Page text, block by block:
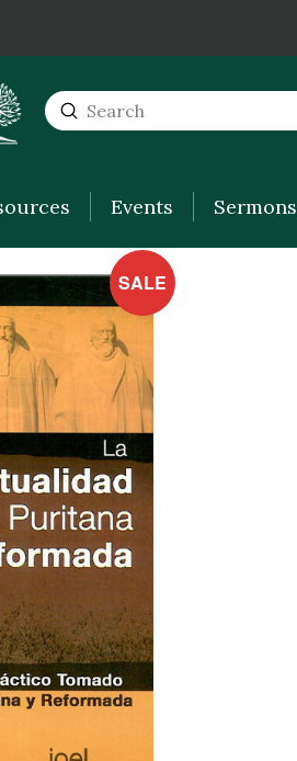
Search
Submit
Events Sermons
SALE